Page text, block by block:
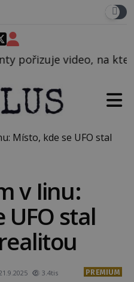
před jeho
Místo, kde se UFO stal
v Iinu:
UFO stal
3.4tis PREMIUM